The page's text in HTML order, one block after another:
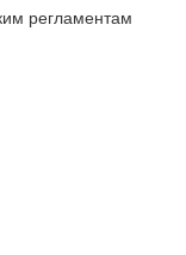
регламентам